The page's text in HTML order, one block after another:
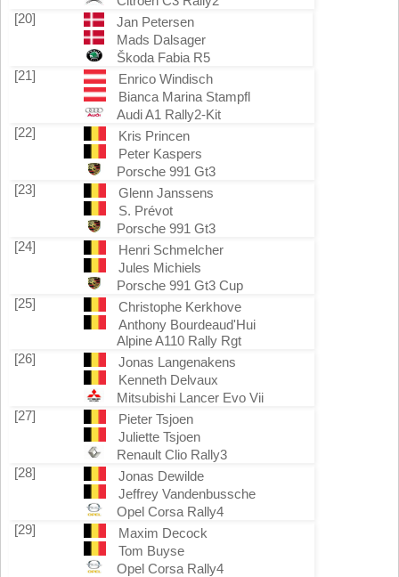
[20]
Jan Petersen
Mads Dalsager
Škoda Fabia R5
[21]
Enrico Windisch
Bianca Marina Stampfl
Audi A1 Rally2-Kit
[22]
Kris Princen
Peter Kaspers
Porsche 991 Gt3
[23]
Glenn Janssens
S. Prévot
Porsche 991 Gt3
[24]
Henri Schmelcher
Jules Michiels
Porsche 991 Gt3 Cup
[25]
Christophe Kerkhove
Anthony Bourdeaud'Hui
Alpine A110 Rally Rgt
[26]
Jonas Langenakens
Kenneth Delvaux
Mitsubishi Lancer Evo Vii
[27]
Pieter Tsjoen
Juliette Tsjoen
Renault Clio Rally3
[28]
Jonas Dewilde
Jeffrey Vandenbussche
Opel Corsa Rally4
[29]
Maxim Decock
Tom Buyse
Opel Corsa Rally4